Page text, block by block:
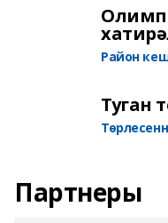
Район
Туган
Партнеры